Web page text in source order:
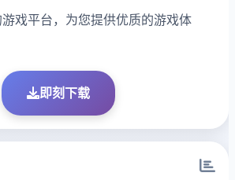
戏平台，为您提供优质的游戏体
即刻下载